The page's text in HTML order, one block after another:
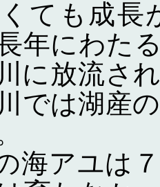
ても成長
年にわた
に放流さ
では湖産
海アユは